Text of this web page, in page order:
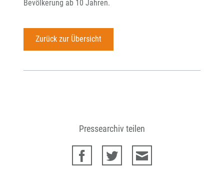
Bevölkerung ab 10 Jahren.
Zurück zur Übersicht
Pressearchiv teilen